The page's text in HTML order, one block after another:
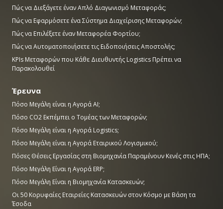
Πώς να Διεξάγετε έναν Απλό Διαγωνισμό Μεταφοράς;
Πώς να Εφαρμόσετε ένα Σύστημα Διαχείρισης Μεταφορών;
Πώς να Επιλέξετε έναν Μεταφορέα Φορτίου;
Πώς να Αυτοματοποιήσετε τις Ειδοποιήσεις Αποστολής;
KPIs Μεταφορών που Κάθε Διευθυντής Logistics Πρέπει να
Παρακολουθεί
Έρευνα
Πόσο Μεγάλη είναι η Αγορά AI;
Πόσο CO2 Εκπέμπει ο Τομέας των Μεταφορών;
Πόσο Μεγάλη είναι η Αγορά Logistics;
Πόσο Μεγάλη είναι η Αγορά Εταιρικού Λογισμικού;
Πόσες Θέσεις Εργασίας στη Βιομηχανία Παραμένουν Κενές στις ΗΠΑ;
Πόσο Μεγάλη Είναι η Αγορά ERP;
Πόσο Μεγάλη Είναι η Βιομηχανία Κατασκευών;
Οι 50 Κορυφαίες Εταιρείες Κατασκευών στον Κόσμο με Βάση τα
Έσοδα